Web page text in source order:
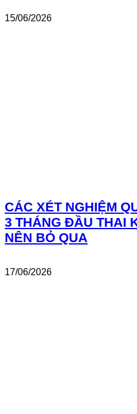
15/06/2026
CÁC XÉT NGHIỆM
3 THÁNG ĐẦU THAI
NÊN BỎ QUA
17/06/2026